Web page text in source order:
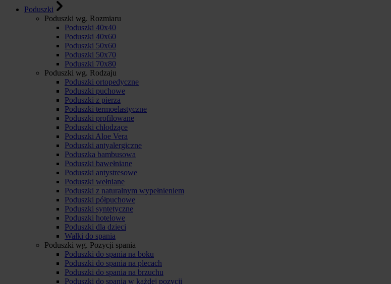
Poduszki
Poduszki wg. Rozmiaru
Poduszki 40x40
Poduszki 40x60
Poduszki 50x60
Poduszki 50x70
Poduszki 70x80
Poduszki wg. Rodzaju
Poduszki ortopedyczne
Poduszki puchowe
Poduszki z pierza
Poduszki termoelastyczne
Poduszki profilowane
Poduszki chłodzące
Poduszki Aloe Vera
Poduszki antyalergiczne
Poduszka bambusowa
Poduszki bawełniane
Poduszki antystresowe
Poduszki wełniane
Poduszki z naturalnym wypełnieniem
Poduszki półpuchowe
Poduszki syntetyczne
Poduszki hotelowe
Poduszki dla dzieci
Wałki do spania
Poduszki wg. Pozycji spania
Poduszki do spania na boku
Poduszki do spania na plecach
Poduszki do spania na brzuchu
Poduszki do spania w każdej pozycji